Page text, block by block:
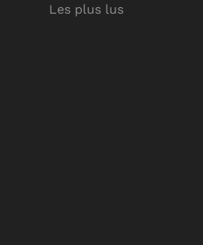
Les plus lus